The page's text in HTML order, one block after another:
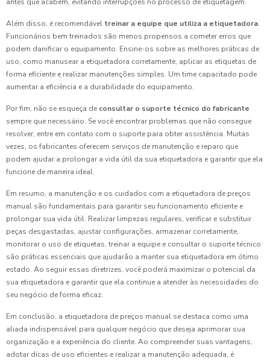
Além disso, é recomendável treinar a equipe que utiliza a etiquetadora.
Funcionários bem treinados são menos propensos a cometer erros que
podem danificar o equipamento. Ensine-os sobre as melhores práticas de
uso, como manusear a etiquetadora corretamente, aplicar as etiquetas de
forma eficiente e realizar manutenções simples. Um time capacitado pode
aumentar a eficiência e a durabilidade do equipamento.
Por fim, não se esqueça de consultar o suporte técnico do fabricante
sempre que necessário. Se você encontrar problemas que não consegue
resolver, entre em contato com o suporte para obter assistência. Muitas
vezes, os fabricantes oferecem serviços de manutenção e reparo que
podem ajudar a prolongar a vida útil da sua etiquetadora e garantir que ela
funcione de maneira ideal.
Em resumo, a manutenção e os cuidados com a etiquetadora de preços
manual são fundamentais para garantir seu funcionamento eficiente e
prolongar sua vida útil. Realizar limpezas regulares, verificar e substituir
peças desgastadas, ajustar configurações, armazenar corretamente,
monitorar o uso de etiquetas, treinar a equipe e consultar o suporte técnico
são práticas essenciais que ajudarão a manter sua etiquetadora em ótimo
estado. Ao seguir essas diretrizes, você poderá maximizar o potencial da
sua etiquetadora e garantir que ela continue a atender às necessidades do
seu negócio de forma eficaz.
Em conclusão, a etiquetadora de preços manual se destaca como uma
aliada indispensável para qualquer negócio que deseja aprimorar sua
organização e a experiência do cliente. Ao compreender suas vantagens,
adotar dicas de uso eficientes e realizar a manutenção adequada, é